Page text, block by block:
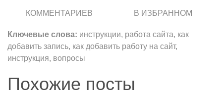
КОММЕНТАРИЕВ В ИЗБРАННОМ
Ключевые слова: инструкции, работа сайта, как
добавить запись, как добавить работу на сайт,
инструкция, вопросы
Похожие посты